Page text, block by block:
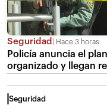
Seguridad Hace 3 horas
Policía anuncia el
organizado y llegan
Seguridad